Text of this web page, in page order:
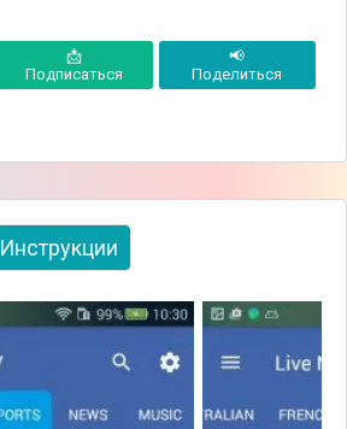
📩
Подписаться
📢
Поделиться
Инструкции